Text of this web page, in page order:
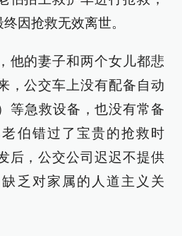
因抢救无效离世。
他的妻子和两个女儿都悲
，公交车上没有配备自动
等急救设备，也没有常备
伯错过了宝贵的抢救时
后，公交公司迟迟不提供
乏对家属的人道主义关